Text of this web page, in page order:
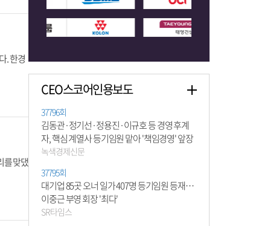
. 한경
를 맞댔
CEO스코어인용보도
37796회
김동관·정기선·정용진·이규호 등 경영 후계
자, 핵심 계열사 등기임원 맡아 '책임경영' 앞장
녹색경제신문
37795회
대기업 85곳 오너 일가 407명 등기임원 등재…
이중근 부영 회장 '최다'
SR타임스